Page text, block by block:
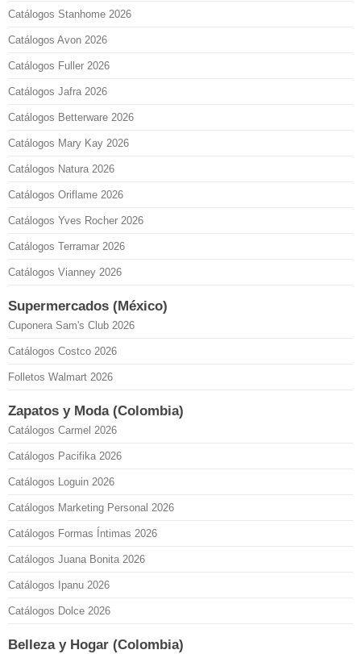
Catálogos Stanhome 2026
Catálogos Avon 2026
Catálogos Fuller 2026
Catálogos Jafra 2026
Catálogos Betterware 2026
Catálogos Mary Kay 2026
Catálogos Natura 2026
Catálogos Oriflame 2026
Catálogos Yves Rocher 2026
Catálogos Terramar 2026
Catálogos Vianney 2026
Supermercados (México)
Cuponera Sam's Club 2026
Catálogos Costco 2026
Folletos Walmart 2026
Zapatos y Moda (Colombia)
Catálogos Carmel 2026
Catálogos Pacifika 2026
Catálogos Loguin 2026
Catálogos Marketing Personal 2026
Catálogos Formas Íntimas 2026
Catálogos Juana Bonita 2026
Catálogos Ipanu 2026
Catálogos Dolce 2026
Belleza y Hogar (Colombia)